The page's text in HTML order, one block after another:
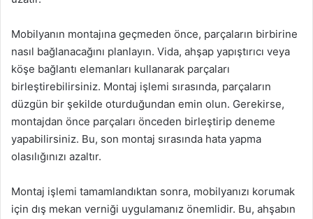
Mobilyanın montajına geçmeden önce, parçaların birbirine
nasıl bağlanacağını planlayın. Vida, ahşap yapıştırıcı veya
köşe bağlantı elemanları kullanarak parçaları
birleştirebilirsiniz. Montaj işlemi sırasında, parçaların
düzgün bir şekilde oturduğundan emin olun. Gerekirse,
montajdan önce parçaları önceden birleştirip deneme
yapabilirsiniz. Bu, son montaj sırasında hata yapma
olasılığınızı azaltır.
Montaj işlemi tamamlandıktan sonra, mobilyanızı korumak
için dış mekan verniği uygulamanız önemlidir. Bu, ahşabın